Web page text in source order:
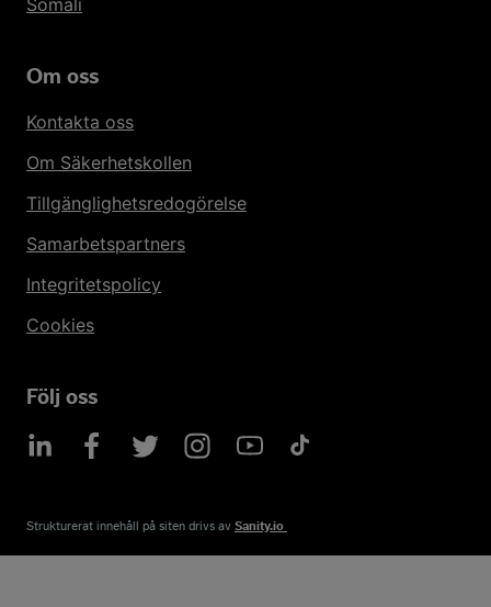
Somali
Om oss
Kontakta oss
Om Säkerhetskollen
Tillgänglighetsredogörelse
Samarbetspartners
Integritetspolicy
Cookies
Följ oss
Strukturerat innehåll på siten drivs av​ Sanity.io